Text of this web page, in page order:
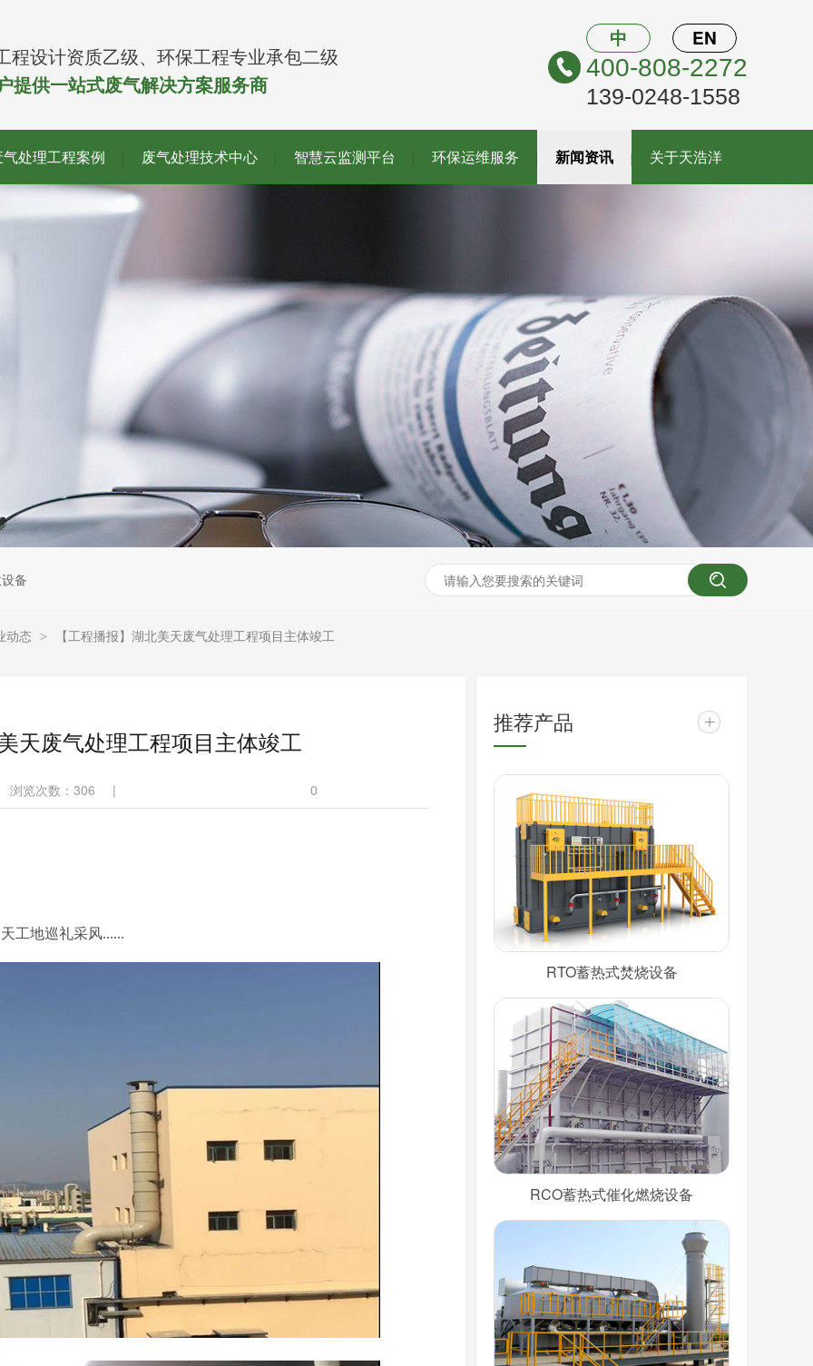
程设计资质乙级、环保工程专业承包二级
提供一站式废气解决方案服务商
中 EN
400-808-2272
139-0248-1558
处理工程案例 废气处理技术中心 智慧云监测平台 环保运维服务 新闻资讯 关于天浩洋
备
动态 > 【工程播报】湖北美天废气处理工程项目主体竣工
天废气处理工程项目主体竣工
浏览次数： 306 | 0
工地巡礼采风......
推荐产品 +
RTO蓄热式焚烧设备
RCO蓄热式催化燃烧设备